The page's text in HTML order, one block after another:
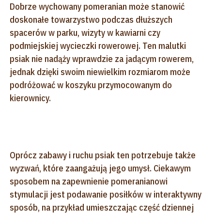
Dobrze wychowany pomeranian może stanowić
doskonałe towarzystwo podczas dłuższych
spacerów w parku, wizyty w kawiarni czy
podmiejskiej wycieczki rowerowej. Ten malutki
psiak nie nadąży wprawdzie za jadącym rowerem,
jednak dzięki swoim niewielkim rozmiarom może
podróżować w koszyku przymocowanym do
kierownicy.
Oprócz zabawy i ruchu psiak ten potrzebuje także
wyzwań, które zaangażują jego umysł. Ciekawym
sposobem na zapewnienie pomeranianowi
stymulacji jest podawanie posiłków w interaktywny
sposób, na przykład umieszczając część dziennej